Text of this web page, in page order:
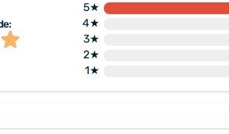
5★
4★
3★
2★
1★
"nefisti.. çok teşekkürler.."